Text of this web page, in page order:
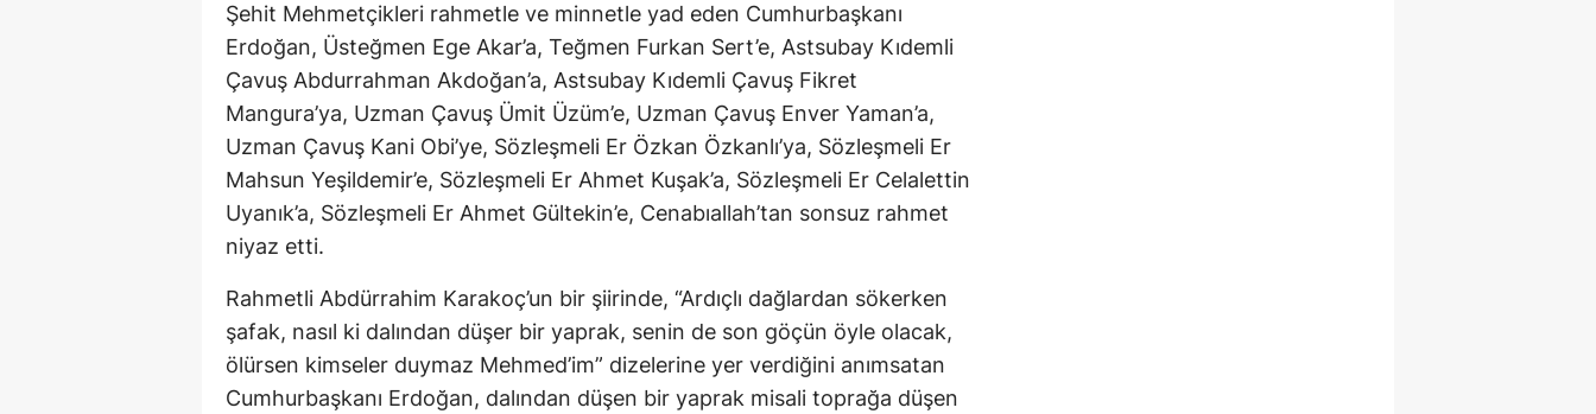
İstanbul
İzmir
Kars
Kastamonu
Kırşehir
Kocaeli
Şehit Mehmetçikleri rahmetle ve minnetle yad eden Cumhurbaşkanı
Erdoğan, Üsteğmen Ege Akar’a, Teğmen Furkan Sert’e, Astsubay Kıdemli
Çavuş Abdurrahman Akdoğan’a, Astsubay Kıdemli Çavuş Fikret
Mangura’ya, Uzman Çavuş Ümit Üzüm’e, Uzman Çavuş Enver Yaman’a,
Uzman Çavuş Kani Obi’ye, Sözleşmeli Er Özkan Özkanlı’ya, Sözleşmeli Er
Mahsun Yeşildemir’e, Sözleşmeli Er Ahmet Kuşak’a, Sözleşmeli Er Celalettin
Uyanık’a, Sözleşmeli Er Ahmet Gültekin’e, Cenabıallah’tan sonsuz rahmet
niyaz etti.
Rahmetli Abdürrahim Karakoç’un bir şiirinde, “Ardıçlı dağlardan sökerken
şafak, nasıl ki dalından düşer bir yaprak, senin de son göçün öyle olacak,
ölürsen kimseler duymaz Mehmed’im” dizelerine yer verdiğini anımsatan
Cumhurbaşkanı Erdoğan, dalından düşen bir yaprak misali toprağa düşen